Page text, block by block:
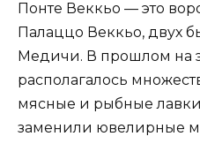
Понте Веккьо — это
Палаццо Веккьо, двух
Медичи. В прошлом на
располагалось
мясные и рыбные
заменили ювелирные